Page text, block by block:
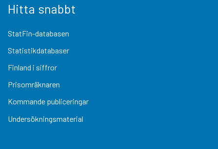
Hitta snabbt
StatFin-databasen
Statistikdatabaser
Finland i siffror
Prisomräknaren
Kommande publiceringar
Undersökningsmaterial